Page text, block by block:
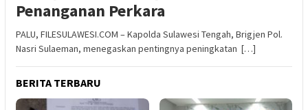
Penanganan Perkara
PALU, FILESULAWESI.COM – Kapolda Sulawesi Tengah, Brigjen Pol.
Nasri Sulaeman, menegaskan pentingnya peningkatan […]
BERITA TERBARU